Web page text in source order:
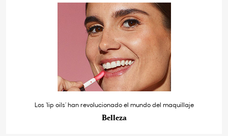
Los ‘lip oils’ han revolucionado el mundo del maquillaje
Belleza